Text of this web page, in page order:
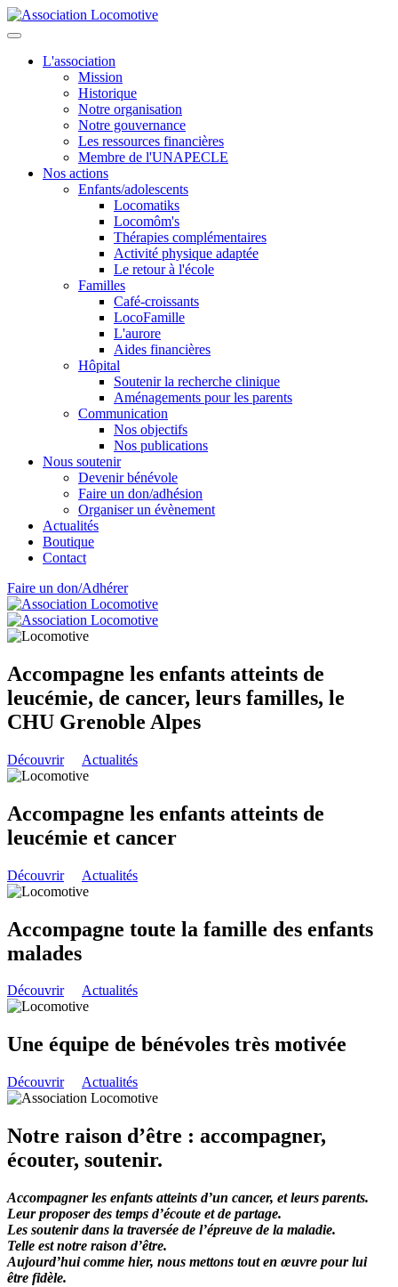
L'association
Mission
Historique
Notre organisation
Notre gouvernance
Les ressources financières
Membre de l'UNAPECLE
Nos actions
Enfants/adolescents
Locomatiks
Locomôm's
Thérapies complémentaires
Activité physique adaptée
Le retour à l'école
Familles
Café-croissants
LocoFamille
L'aurore
Aides financières
Hôpital
Soutenir la recherche clinique
Aménagements pour les parents
Communication
Nos objectifs
Nos publications
Nous soutenir
Devenir bénévole
Faire un don/adhésion
Organiser un évènement
Actualités
Boutique
Contact
Faire un don/Adhérer
Accompagne les enfants atteints de
leucémie, de cancer, leurs familles, le
CHU Grenoble Alpes
Découvrir Actualités
Accompagne les enfants atteints de
leucémie et cancer
Découvrir Actualités
Accompagne toute la famille des enfants
malades
Découvrir Actualités
Une équipe de bénévoles très motivée
Découvrir Actualités
Notre raison d’être : accompagner,
écouter, soutenir.
Accompagner les enfants atteints d’un cancer, et leurs parents.
Leur proposer des temps d’écoute et de partage.
Les soutenir dans la traversée de l’épreuve de la maladie.
Telle est notre raison d’être.
Aujourd’hui comme hier, nous mettons tout en œuvre pour lui
être fidèle.